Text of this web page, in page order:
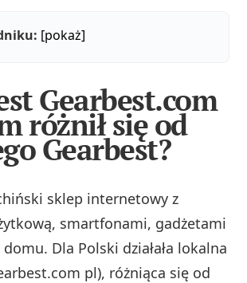
[pokaż]
Gearbest.com
różnił się od
Gearbest?
sklep internetowy z
smartfonami, gadżetami
Dla Polski działała lokalna
pl), różniąca się od